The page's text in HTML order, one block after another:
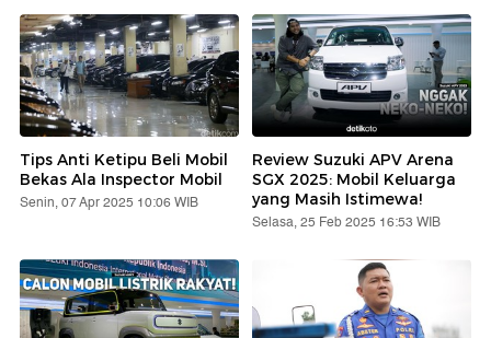
Tips Anti Ketipu Beli Mobil
Bekas Ala Inspector Mobil
Senin, 07 Apr 2025 10:06 WIB
Review Suzuki APV Arena
SGX 2025: Mobil Keluarga
yang Masih Istimewa!
Selasa, 25 Feb 2025 16:53 WIB